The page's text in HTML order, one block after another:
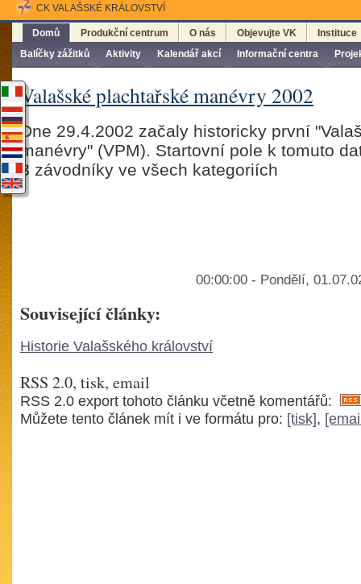
CK VALAŠSKÉ KRÁLOVSTVÍ
Domů
Balíčky zážitků
Aktivity Kalendář akcí Informační centra
Produkční centrum O nás Objevujte VK Instituce
Valašské plachtařské manévry 2002
Dne 29.4.2002 začaly historicky první
manévry" (VPM). Startovní pole k tomuto
3 závodníky ve všech kategoriích
00:00:00 - Pondělí,
Související články:
Historie Valašského království
RSS 2.0, tisk, email
RSS 2.0 export tohoto článku včetně komentářů:
Můžete tento článek mít i ve formátu pro: [tisk],